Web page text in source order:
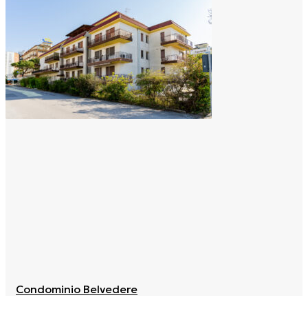
Condominio Belvedere